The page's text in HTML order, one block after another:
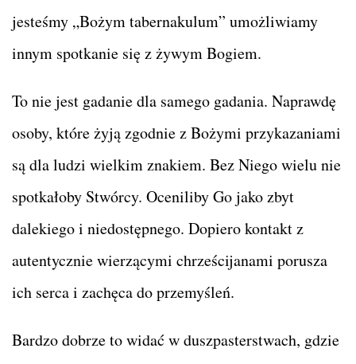
jesteśmy „Bożym tabernakulum” umożliwiamy
innym spotkanie się z żywym Bogiem.
To nie jest gadanie dla samego gadania. Naprawdę
osoby, które żyją zgodnie z Bożymi przykazaniami
są dla ludzi wielkim znakiem. Bez Niego wielu nie
spotkałoby Stwórcy. Oceniliby Go jako zbyt
dalekiego i niedostępnego. Dopiero kontakt z
autentycznie wierzącymi chrześcijanami porusza
ich serca i zachęca do przemyśleń.
Bardzo dobrze to widać w duszpasterstwach, gdzie